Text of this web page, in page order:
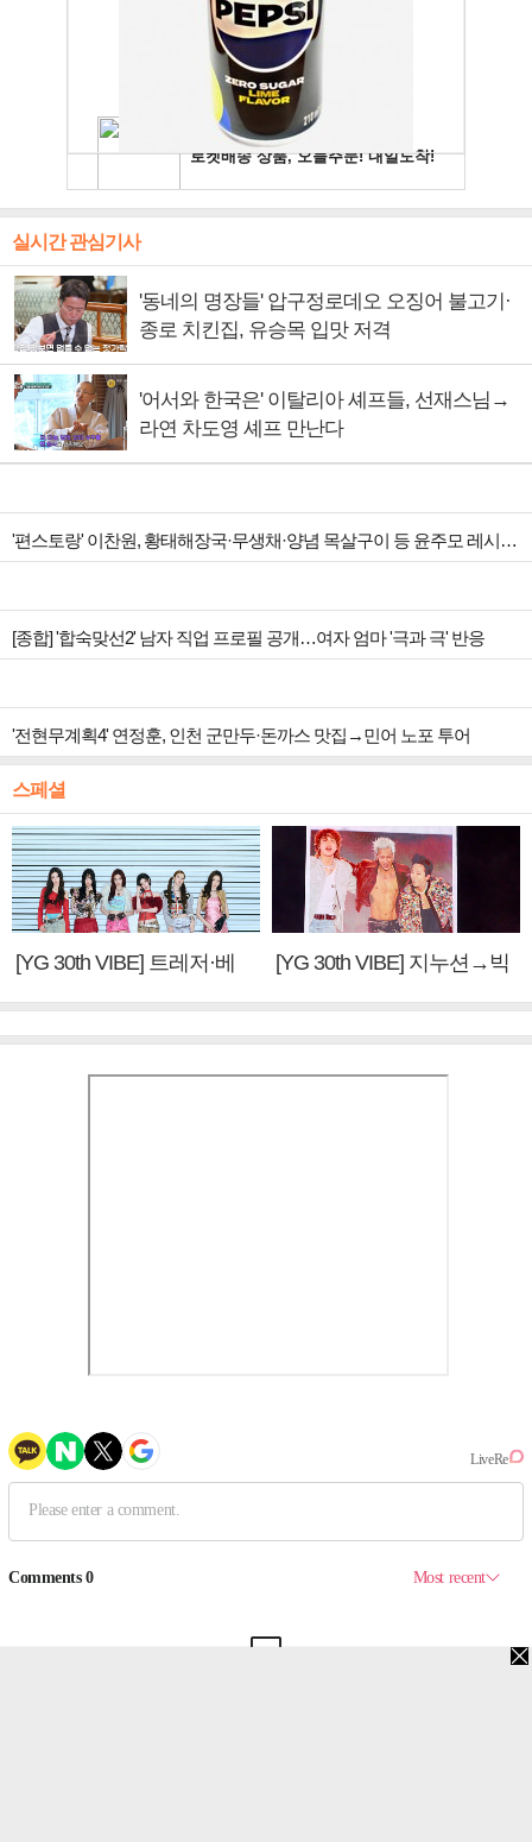
실시간 관심기사
'동네의 명장들' 압구정로데오 오징어 불고기·
종로 치킨집, 유승목 입맛 저격
'어서와 한국은' 이탈리아 셰프들, 선재스님→
라연 차도영 셰프 만난다
'편스토랑' 이찬원, 황태해장국·무생채·양념 목살구이 등 윤주모 레시피 섭렵
[종합] '합숙맞선2' 남자 직업 프로필 공개…여자 엄마 '극과 극' 반응
'전현무계획4' 연정훈, 인천 군만두·돈까스 맛집→민어 노포 투어
스페셜
[YG 30th VIBE] 트레저·베
[YG 30th VIBE] 지누션→빅